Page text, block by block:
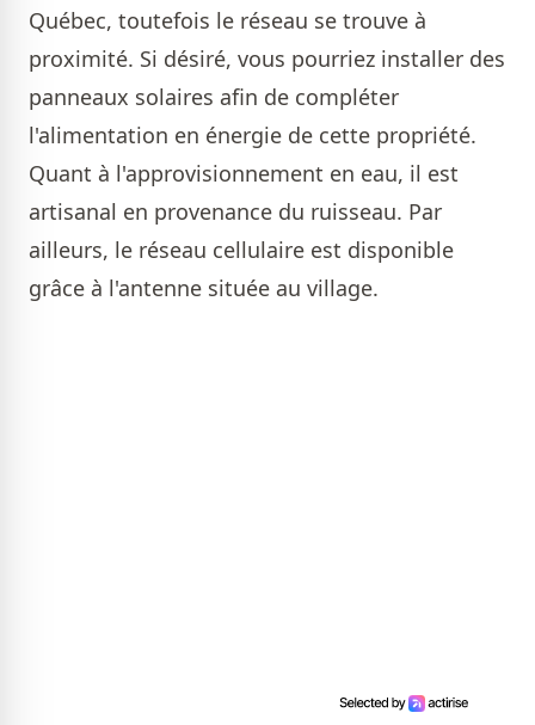
Québec, toutefois le réseau se trouve à
proximité. Si désiré, vous pourriez installer des
panneaux solaires afin de compléter
l'alimentation en énergie de cette propriété.
Quant à l'approvisionnement en eau, il est
artisanal en provenance du ruisseau. Par
ailleurs, le réseau cellulaire est disponible
grâce à l'antenne située au village.